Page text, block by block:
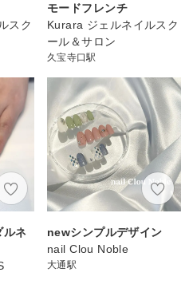
スク
モードフレンチ
Kurara ジェルネイルスク
ール＆サロン
久宝寺口駅
ルネ
newシンプルデザイン
nail Clou Noble
大通駅